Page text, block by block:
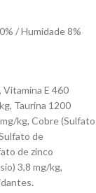
/ Humidade 8%
E 460
Taurina 1200
kg, Cobre (Sulfato
de
de zinco
3,8 mg/kg,